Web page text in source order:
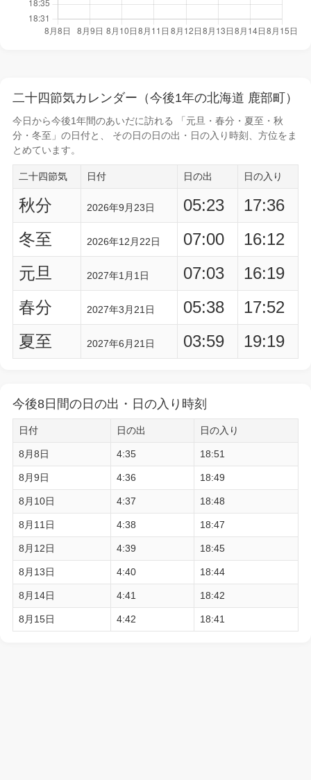
二十四節気カレンダー（今後1年の北海道 鹿部町）
今日から今後1年間のあいだに訪れる 「元旦・春分・夏至・秋
分・冬至」の日付と、 その日の日の出・日の入り時刻
、方位をま
とめています。
二十四節気 日付 日の出 日の入り
秋分 2026年9月23日 05:23
17:36
冬至
2026年12月22日 07:00
16:12
元旦
2027年1月1日 07:03
16:19
春分
2027年3月21日 05:38
17:52
夏至
2027年6月21日 03:59 19:19
今後8日間の日の出・日の入り時刻
日付 日の出 日の入り
8月8日 4:35 18:51
8月9日 4:36 18:49
8月10日 4:37 18:48
8月11日 4:38 18:47
8月12日 4:39 18:45
8月13日 4:40 18:44
8月14日 4:41 18:42
8月15日 4:42 18:41